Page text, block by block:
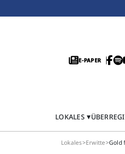
E-PAPER
LOKALES
Lokales>Erwitte>Gold